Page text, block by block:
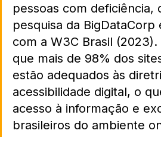
pessoas com deficiência,
pesquisa da BigDataCorp
com a W3C Brasil (2023).
que mais de 98% dos
estão adequados às
acessibilidade digital, o
acesso à informação e
brasileiros do ambiente